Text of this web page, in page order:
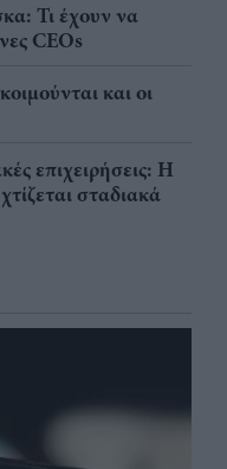
Τι έχουν να
CEOs
και οι
επιχειρήσεις: Η
σταδιακά